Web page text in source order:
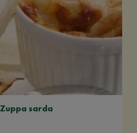
Zuppa sarda